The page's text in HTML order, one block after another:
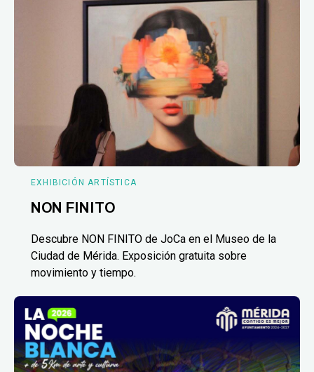
EXHIBICIÓN ARTÍSTICA
NON FINITO
Descubre NON FINITO de JoCa en el Museo de la
Ciudad de Mérida. Exposición gratuita sobre
movimiento y tiempo.